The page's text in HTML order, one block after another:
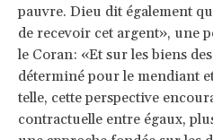
pauvre. Dieu dit également
de recevoir cet argent», une
le Coran: «Et sur les biens
déterminé pour le mendiant
telle, cette perspective
contractuelle entre égaux,